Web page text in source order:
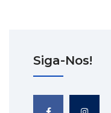
Siga-Nos!